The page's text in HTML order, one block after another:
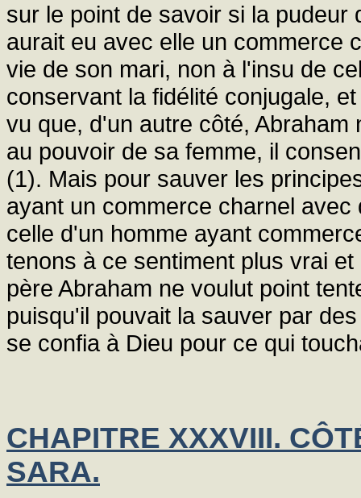
sur le point de savoir si la
aurait eu avec elle un commerce
vie de son mari, non à l'insu de
conservant la fidélité conjugale,
vu que, d'un autre côté,
au pouvoir de sa femme, il
(1). Mais pour sauver les
ayant un commerce charnel
celle d'un homme ayant
tenons à ce sentiment plus vrai
père Abraham ne voulut point
puisqu'il pouvait la sauver par
se confia à Dieu pour ce qui
CHAPITRE XXXVIII.
SARA.